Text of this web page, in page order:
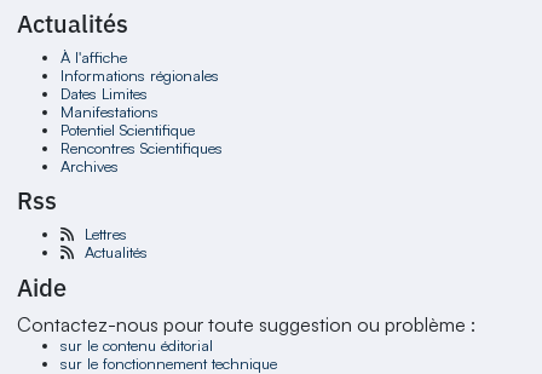
Actualités
À l'affiche
Informations régionales
Dates Limites
Manifestations
Potentiel Scientifique
Rencontres Scientifiques
Archives
Rss
Lettres
Actualités
Aide
Contactez-nous pour toute suggestion ou problème :
sur le contenu éditorial
sur le fonctionnement technique